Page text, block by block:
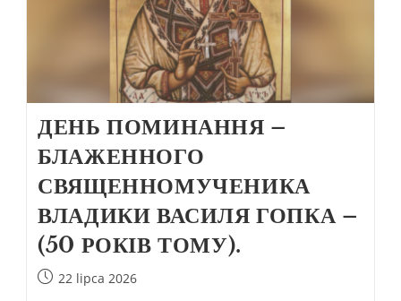
ДЕНЬ ПОМИНАННЯ –
БЛАЖЕННОГО
СВЯЩЕННОМУЧЕНИКА
ВЛАДИКИ ВАСИЛЯ ГОПКА –
(50 РОКІВ ТОМУ).
22 lipca 2026